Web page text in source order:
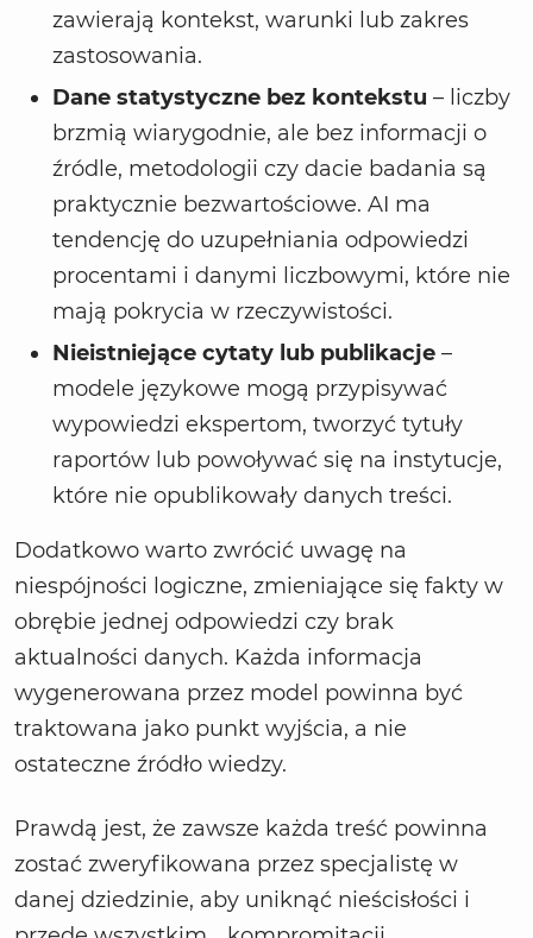
zawierają kontekst, warunki lub zakres
zastosowania.
Dane statystyczne bez kontekstu – liczby
brzmią wiarygodnie, ale bez informacji o
źródle, metodologii czy dacie badania są
praktycznie bezwartościowe. AI ma
tendencję do uzupełniania odpowiedzi
procentami i danymi liczbowymi, które nie
mają pokrycia w rzeczywistości.
Nieistniejące cytaty lub publikacje –
modele językowe mogą przypisywać
wypowiedzi ekspertom, tworzyć tytuły
raportów lub powoływać się na instytucje,
które nie opublikowały danych treści.
Dodatkowo warto zwrócić uwagę na
niespójności logiczne, zmieniające się fakty w
obrębie jednej odpowiedzi czy brak
aktualności danych. Każda informacja
wygenerowana przez model powinna być
traktowana jako punkt wyjścia, a nie
ostateczne źródło wiedzy.
Prawdą jest, że zawsze każda treść powinna
zostać zweryfikowana przez specjalistę w
danej dziedzinie, aby uniknąć nieścisłości i